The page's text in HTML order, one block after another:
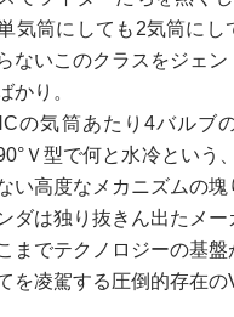
気筒にしても2気筒にし
ないこのクラスをジェ
かり。
の気筒あたり4バルブ
Ｖ型で何と水冷という
い高度なメカニズムの
ダは独り抜きん出たメー
までテクノロジーの基盤
を凌駕する圧倒的存在の